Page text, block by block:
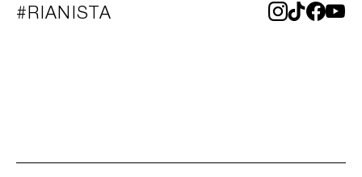
#RIANISTA